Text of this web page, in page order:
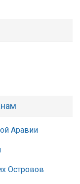
Аравии
Островов